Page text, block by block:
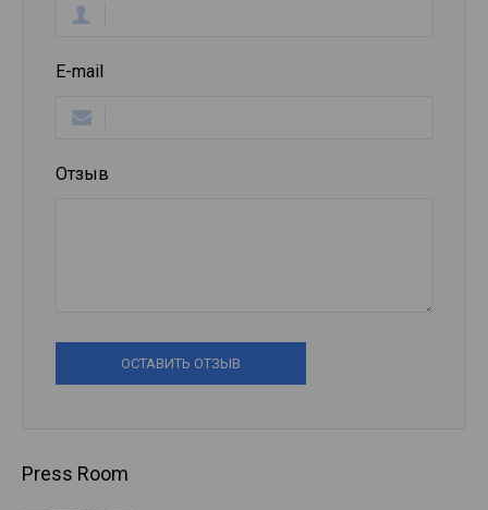
E-mail
Отзыв
ОСТАВИТЬ ОТЗЫВ
Press Room